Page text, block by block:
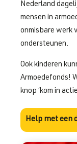
Nederland
mensen in
onmisbare werk
ondersteunen.
Ook kinderen
Armoedefonds!
knop ‘kom in
Help met een